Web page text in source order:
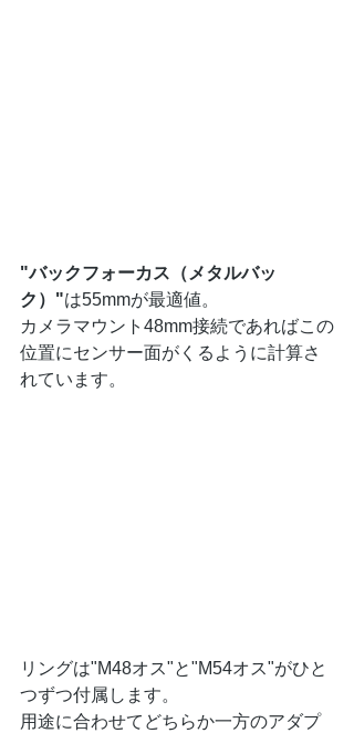
"バックフォーカス（メタルバッ
ク）"は55mmが最適値。
カメラマウント48mm接続であればこの
位置にセンサー面がくるように計算さ
れています。
リングは"M48オス"と"M54オス"がひと
つずつ付属します。
用途に合わせてどちらか一方のアダプ